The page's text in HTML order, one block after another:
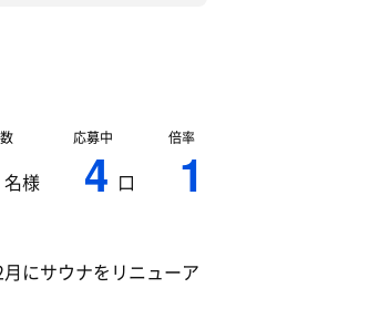
名様
応募中
4 口
倍率
1
にサウナをリニューア